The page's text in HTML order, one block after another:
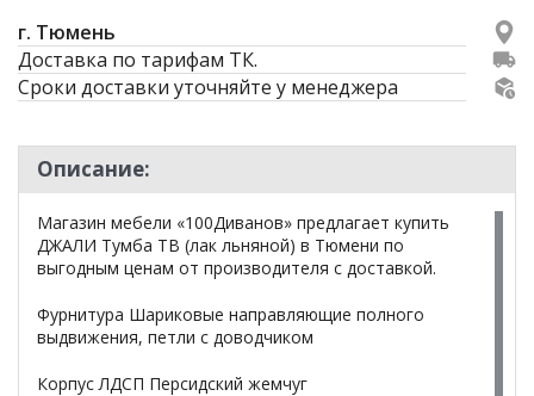
г. Тюмень
Доставка по тарифам ТК.
Сроки доставки уточняйте у менеджера
Описание:
Магазин мебели «100Диванов» предлагает купить
ДЖАЛИ Тумба ТВ (лак льняной) в Тюмени по
выгодным ценам от производителя с доставкой.
Фурнитура Шариковые направляющие полного
выдвижения, петли с доводчиком
Корпус ЛДСП Персидский жемчуг